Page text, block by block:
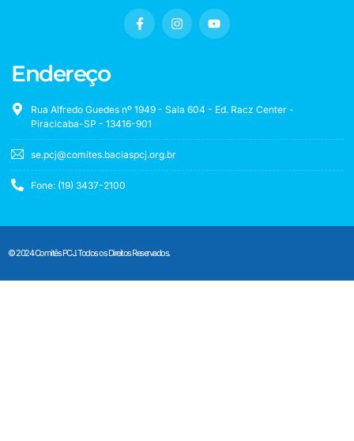
Endereço
Rua Alfredo Guedes nº 1949 - Sala 604 - Ed. Racz Center -
Piracicaba-SP - 13416-901
se.pcj@comites.baciaspcj.org.br
Fone: (19) 3437-2100
© 2024 Comitês PCJ. Todos os Direitos Reservados.